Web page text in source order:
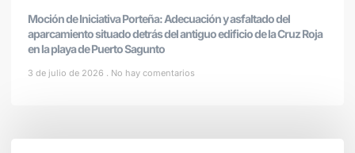
Moción de Iniciativa Porteña: Adecuación y asfaltado del
aparcamiento situado detrás del antiguo edificio de la Cruz Roja
en la playa de Puerto Sagunto
3 de julio de 2026 No hay comentarios